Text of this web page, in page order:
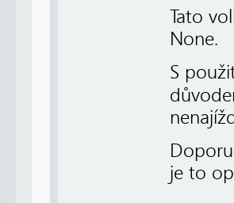
Tato
None.
S
je to